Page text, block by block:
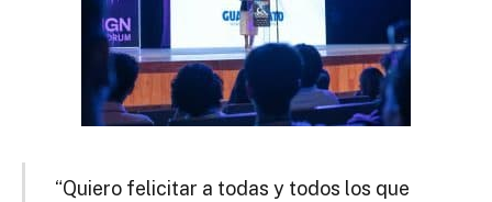
“Quiero felicitar a todas y todos los que